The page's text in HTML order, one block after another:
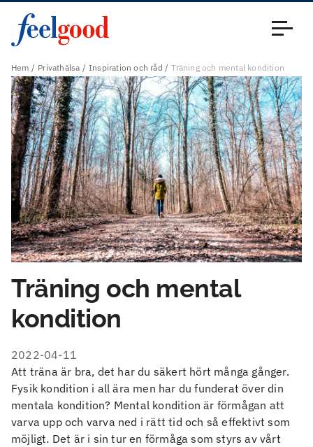
Hem Privathälsa Inspiration och råd Träning och mental kondition
Träning och mental
kondition
2022-04-11
Att träna är bra, det har du säkert hört många gånger.
Fysik kondition i all ära men har du funderat över din
mentala kondition? Mental kondition är förmågan att
varva upp och varva ned i rätt tid och så effektivt som
möjligt. Det är i sin tur en förmåga som styrs av vårt